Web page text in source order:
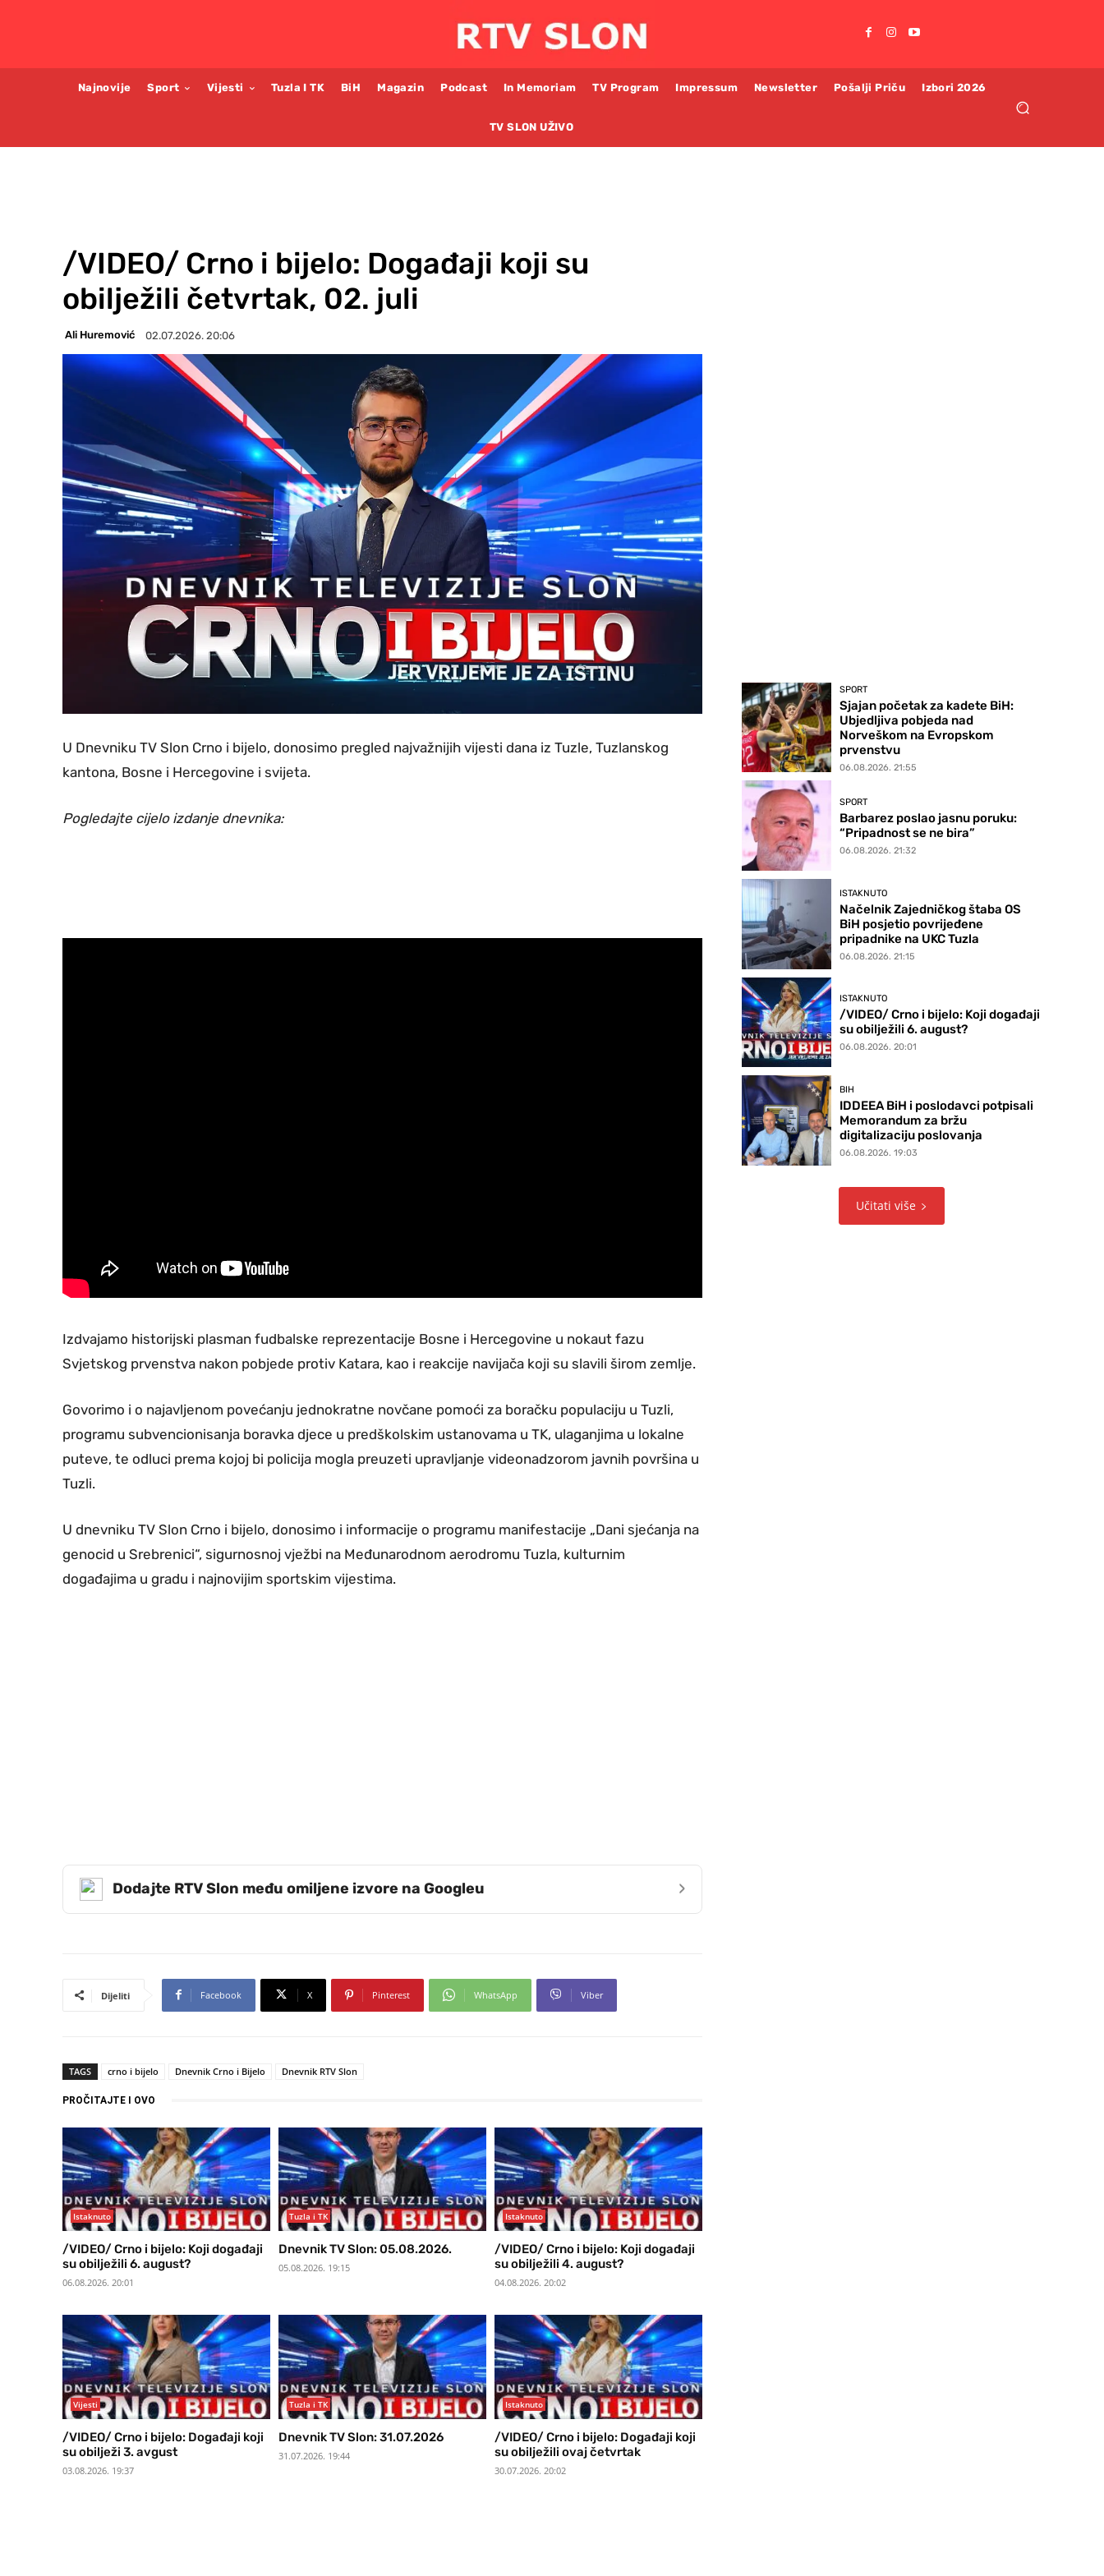
Najnovije Sport Vijesti Tuzla I TK BiH Magazin Podcast In Memoriam TV Program Impressum Newsletter Pošalji Priču Izbori 2026
TV SLON UŽIVO
/VIDEO/ Crno i bijelo: Događaji koji su
obilježili četvrtak, 02. juli
Ali Huremović 02.07.2026. 20:06
U Dnevniku TV Slon Crno i bijelo, donosimo pregled najvažnijih vijesti dana iz Tuzle, Tuzlanskog
kantona, Bosne i Hercegovine i svijeta.
Pogledajte cijelo izdanje dnevnika:
Izdvajamo historijski plasman fudbalske reprezentacije Bosne i Hercegovine u nokaut fazu
Svjetskog prvenstva nakon pobjede protiv Katara, kao i reakcije navijača koji su slavili širom zemlje.
Govorimo i o najavljenom povećanju jednokratne novčane pomoći za boračku populaciju u Tuzli,
programu subvencionisanja boravka djece u predškolskim ustanovama u TK, ulaganjima u lokalne
puteve, te odluci prema kojoj bi policija mogla preuzeti upravljanje videonadzorom javnih površina u
Tuzli.
U dnevniku TV Slon Crno i bijelo, donosimo i informacije o programu manifestacije „Dani sjećanja na
genocid u Srebrenici“, sigurnosnoj vježbi na Međunarodnom aerodromu Tuzla, kulturnim
događajima u gradu i najnovijim sportskim vijestima.
Dodajte RTV Slon među omiljene izvore na Googleu ›
Dijeliti Facebook X Pinterest WhatsApp Viber
TAGS crno i bijelo Dnevnik Crno i Bijelo Dnevnik RTV Slon
PROČITAJTE I OVO
Istaknuto
/VIDEO/ Crno i bijelo: Koji događaji
su obilježili 6. august?
06.08.2026. 20:01
Tuzla i TK
Dnevnik TV Slon: 05.08.2026.
05.08.2026. 19:15
Istaknuto
/VIDEO/ Crno i bijelo: Koji događaji
su obilježili 4. august?
04.08.2026. 20:02
Vijesti
/VIDEO/ Crno i bijelo: Događaji koji
su obilježi 3. avgust
03.08.2026. 19:37
Tuzla i TK
Dnevnik TV Slon: 31.07.2026
31.07.2026. 19:44
Istaknuto
/VIDEO/ Crno i bijelo: Događaji koji
su obilježili ovaj četvrtak
30.07.2026. 20:02
SPORT
Sjajan početak za kadete BiH:
Ubjedljiva pobjeda nad
Norveškom na Evropskom
prvenstvu
06.08.2026. 21:55
SPORT
Barbarez poslao jasnu poruku:
“Pripadnost se ne bira”
06.08.2026. 21:32
ISTAKNUTO
Načelnik Zajedničkog štaba OS
BiH posjetio povrijeđene
pripadnike na UKC Tuzla
06.08.2026. 21:15
ISTAKNUTO
/VIDEO/ Crno i bijelo: Koji događaji
su obilježili 6. august?
06.08.2026. 20:01
BIH
IDDEEA BiH i poslodavci potpisali
Memorandum za bržu
digitalizaciju poslovanja
06.08.2026. 19:03
Učitati više